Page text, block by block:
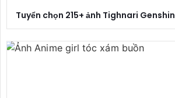
Tuyển chọn 215+ ảnh Tighnari Genshin